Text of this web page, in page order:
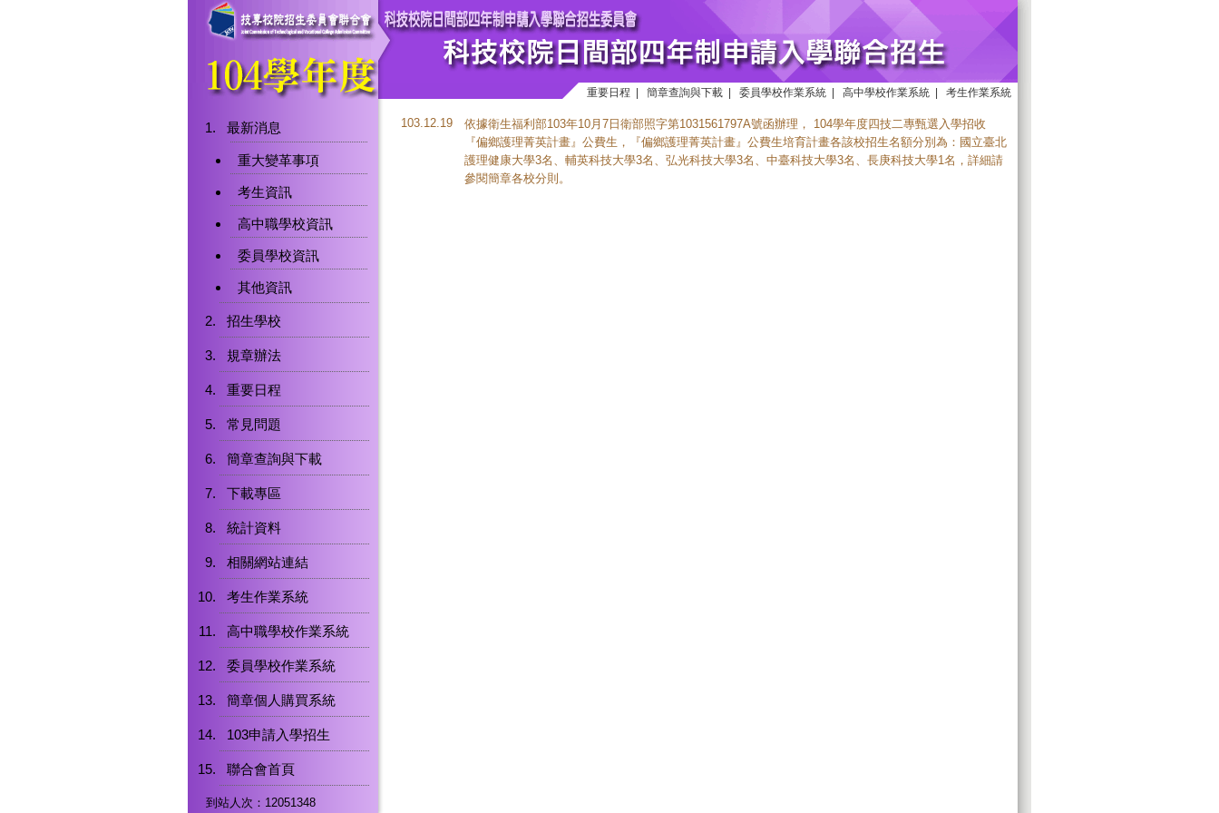
重要日程 簡章查詢與下載 委員學校作業系統 高中學校作業系統 考生作業系統
最新消息
重大變革事項
考生資訊
高中職學校資訊
委員學校資訊
其他資訊
招生學校
規章辦法
重要日程
常見問題
簡章查詢與下載
下載專區
統計資料
相關網站連結
考生作業系統
高中職學校作業系統
委員學校作業系統
簡章個人購買系統
103申請入學招生
聯合會首頁
到站人次：12051348
103.12.19
依據衛生福利部103年10月7日衛部照字第1031561797A號函辦理， 104學年度四技二專甄選入學招收
『偏鄉護理菁英計畫』公費生，『偏鄉護理菁英計畫』公費生培育計畫各該校招生名額分別為：國立臺北
護理健康大學3名、輔英科技大學3名、弘光科技大學3名、中臺科技大學3名、長庚科技大學1名，詳細請
參閱簡章各校分則。